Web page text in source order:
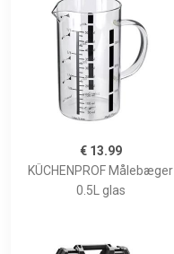
€ 13.99
KÜCHENPROF Målebæger
0.5L glas